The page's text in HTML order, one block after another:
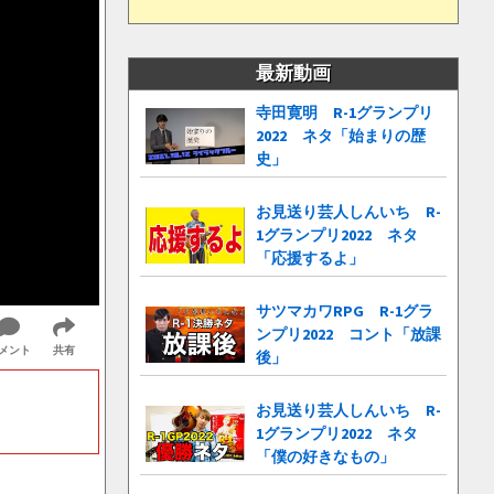
ント 共有
最新動画
寺田寛明 R-1グランプリ
2022 ネタ「始まりの歴
史」
お見送り芸人しんいち R-
1グランプリ2022 ネタ
「応援するよ」
サツマカワRPG R-1グラ
ンプリ2022 コント「放課
後」
お見送り芸人しんいち R-
1グランプリ2022 ネタ
「僕の好きなもの」